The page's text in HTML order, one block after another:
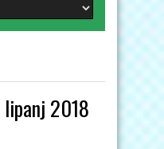
lipanj 2018